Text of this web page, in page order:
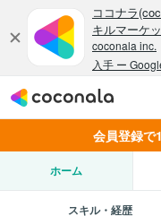
会員登録で
ホーム
スキル・経歴